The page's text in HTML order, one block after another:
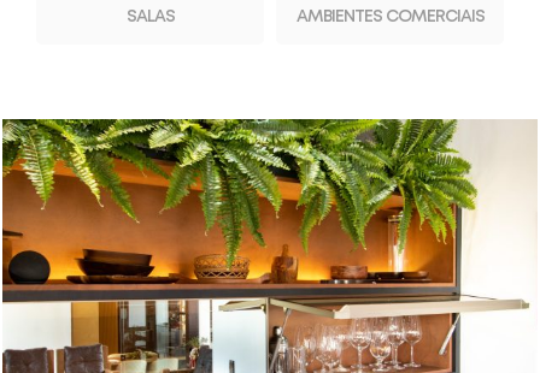
SALAS AMBIENTES COMERCIAIS